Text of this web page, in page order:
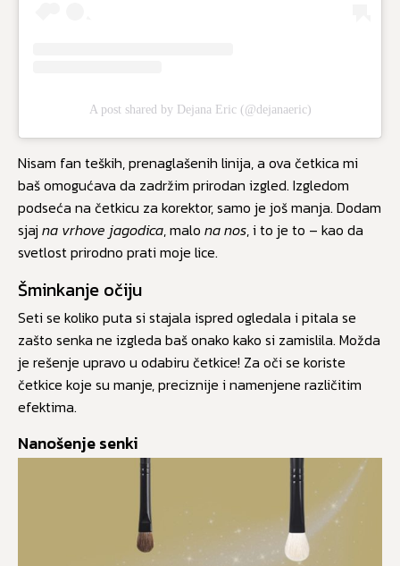
A post shared by Dejana Eric (@dejanaeric)
Nisam fan teških, prenaglašenih linija, a ova četkica mi
baš omogućava da zadržim prirodan izgled. Izgledom
podseća na četkicu za korektor, samo je još manja. Dodam
sjaj na vrhove jagodica, malo na nos, i to je to – kao da
svetlost prirodno prati moje lice.
Šminkanje očiju
Seti se koliko puta si stajala ispred ogledala i pitala se
zašto senka ne izgleda baš onako kako si zamislila. Možda
je rešenje upravo u odabiru četkice! Za oči se koriste
četkice koje su manje, preciznije i namenjene različitim
efektima.
Nanošenje senki